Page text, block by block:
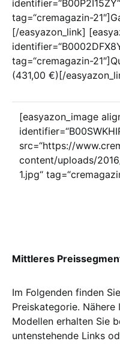
tag=“cremagazin-
[/easyazon_link]
tag=“cremagazin-
(431,00 €)[/
[easyazon_image
src=“https://
content/uploads/
1.jpg“
Mittleres
Im Folgenden finden
Preiskategorie.
Modellen erhalten Sie
untenstehende Links